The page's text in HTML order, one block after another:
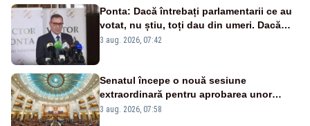
Ponta: Dacă întrebați parlamentarii ce au
votat, nu știu, toți dau din umeri. Dacă
întrebi de ce au votat pro sau contra, o să
3 aug. 2026, 07:42
Senatul începe o nouă sesiune
extraordinară pentru aprobarea unor
jaloane din PNRR
3 aug. 2026, 07:58